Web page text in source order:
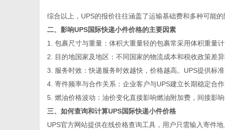
综合以上，UPS的报价往往涵盖了运输基础费和多种可能
二、影响UPS国际快递小件价格的主要因素
1. 包裹尺寸与重量 ：体积大重量轻的包裹常采用体积重量
2.
目的地国家及地区 ：不同国家的物流成本和税收政策差
3. 服务时效 ：快递服务时效越快，价格越高。UPS提供标
4. 寄件频率与合作关系 ：企业客户与UPS建立长期稳定合
5. 燃油价格波动 ：油价变化直接影响燃油附加费，间接影响
三、如何查询和计算UPS国际快递小件价格
UPS官方网站提供在线价格查询工具，用户只需输入寄件